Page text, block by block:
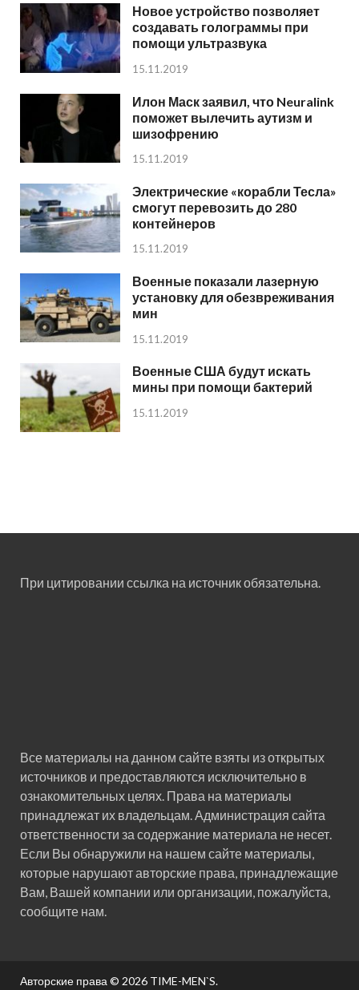
Новое устройство позволяет
создавать голограммы при
помощи ультразвука
15.11.2019
Илон Маск заявил, что Neuralink
поможет вылечить аутизм и
шизофрению
15.11.2019
Электрические «корабли Тесла»
смогут перевозить до 280
контейнеров
15.11.2019
Военные показали лазерную
установку для обезвреживания
мин
15.11.2019
Военные США будут искать
мины при помощи бактерий
15.11.2019
При цитировании ссылка на источник обязательна.
Все материалы на данном сайте взяты из открытых
источников и предоставляются исключительно в
ознакомительных целях. Права на материалы
принадлежат их владельцам. Администрация сайта
ответственности за содержание материала не несет.
Если Вы обнаружили на нашем сайте материалы,
которые нарушают авторские права, принадлежащие
Вам, Вашей компании или организации, пожалуйста,
сообщите нам.
Авторские права © 2026 TIME-MEN`S.